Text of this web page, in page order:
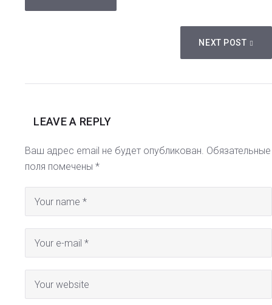
NEXT POST
LEAVE A REPLY
Ваш адрес email не будет опубликован. Обязательные
поля помечены*